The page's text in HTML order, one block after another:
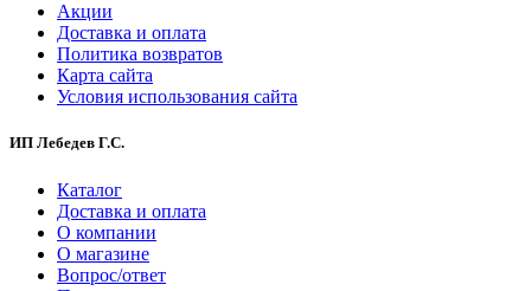
Акции
Доставка и оплата
Политика возвратов
Карта сайта
Условия использования сайта
ИП Лебедев Г.С.
Каталог
Доставка и оплата
О компании
О магазине
Вопрос/ответ